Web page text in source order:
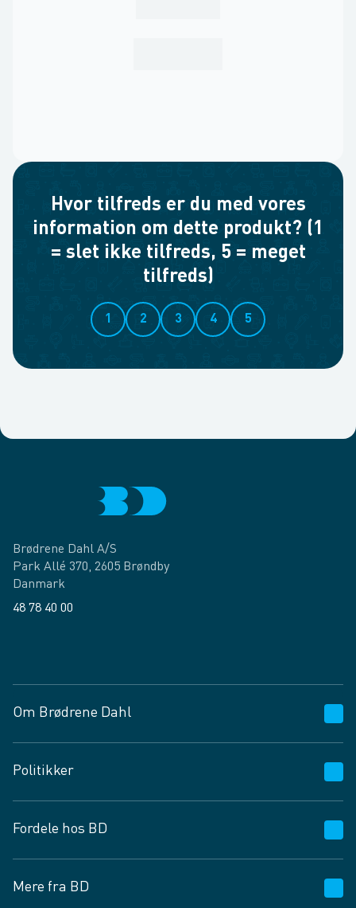
Hvor tilfreds er du med vores
information om dette produkt? (1
= slet ikke tilfreds, 5 = meget
tilfreds)
1 2 3 4 5
Brødrene Dahl A/S
Park Allé 370, 2605 Brøndby
Danmark
48 78 40 00
Om Brødrene Dahl
Vagttelefon 30 10 89 89
Spørgsmål og svar
Job og karriere
Fødevarekontrolrapport
Politikker
Privatlivspolitik
Cookies
Vilkår og betingelser
Fordele hos BD
BD app
Mere fra BD